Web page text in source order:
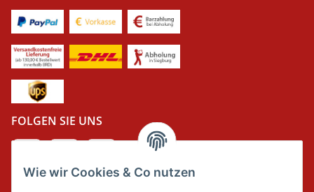
Wie wir Cookies & Co nutzen
FOLGEN SIE UNS